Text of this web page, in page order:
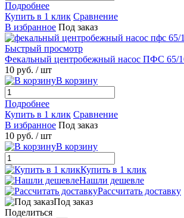
Подробнее
Купить в 1 клик Сравнение
В избранное Под заказ
Быстрый просмотр
Фекальный центробежный насос ПФС 65/
10 руб. / шт
В корзину
Подробнее
Купить в 1 клик Сравнение
В избранное Под заказ
10 руб. / шт
В корзину
Купить в 1 клик
Нашли дешевле
Рассчитать доставку
Под заказ
Поделиться